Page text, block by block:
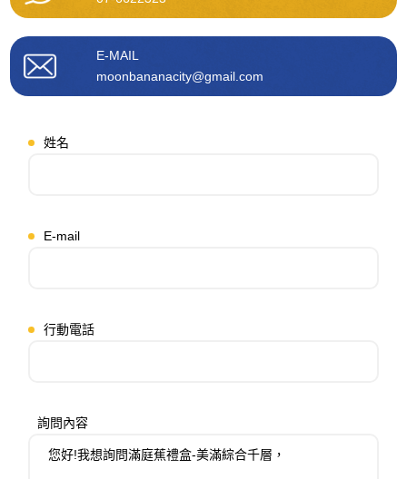
E-MAIL
moonbananacity@gmail.com
姓名
E-mail
行動電話
詢問內容